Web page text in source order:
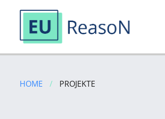
InhaltHOME / PROJEKTE